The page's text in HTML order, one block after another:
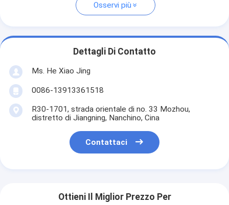
Osservi più
Dettagli Di Contatto
Ms. He Xiao Jing
0086-13913361518
R30-1701, strada orientale di no. 33 Mozhou,
distretto di Jiangning, Nanchino, Cina
Contattaci
Ottieni Il Miglior Prezzo Per